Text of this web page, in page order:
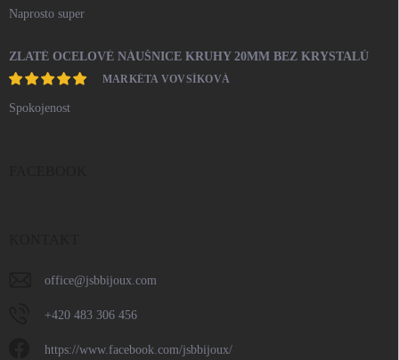
Naprosto super
ZLATÉ OCELOVÉ NÁUŠNICE KRUHY 20MM BEZ KRYSTALŮ
MARKÉTA VOVSÍKOVÁ
Spokojenost
office@jsbbijoux.com
+420 483 306 456
https://www.facebook.com/jsbbijoux/